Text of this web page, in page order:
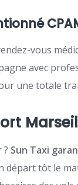
vous
avec
une totale
? Sun Taxi
départ tôt le